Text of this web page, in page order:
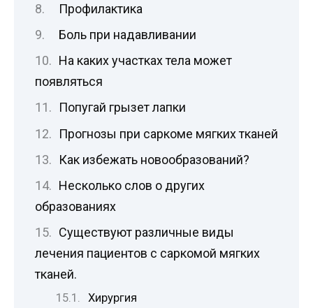
Профилактика
Боль при надавливании
На каких участках тела может
появляться
Попугай грызет лапки
Прогнозы при саркоме мягких тканей
Как избежать новообразований?
Несколько слов о других
образованиях
Существуют различные виды
лечения пациентов с саркомой мягких
тканей.
Хирургия